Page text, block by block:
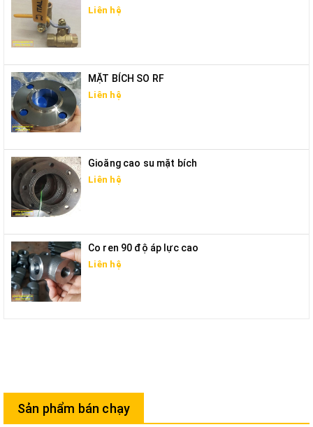
Liên hệ
MẶT BÍCH SO RF
Liên hệ
Gioăng cao su mặt bích
Liên hệ
Co ren 90 độ áp lực cao
Liên hệ
Sản phẩm bán chạy